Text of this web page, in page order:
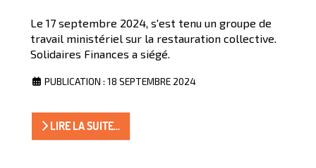
Le 17 septembre 2024, s'est tenu un groupe de
travail ministériel sur la restauration collective.
Solidaires Finances a siégé.
PUBLICATION : 18 SEPTEMBRE 2024
LIRE LA SUITE...